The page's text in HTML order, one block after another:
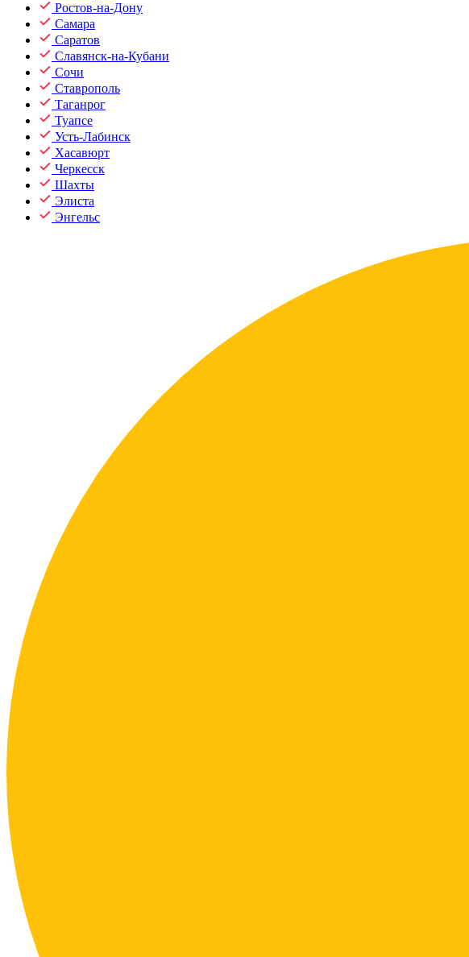
Ростов-на-Дону
Самара
Саратов
Славянск-на-Кубани
Сочи
Ставрополь
Таганрог
Туапсе
Усть-Лабинск
Хасавюрт
Черкесск
Шахты
Элиста
Энгельс